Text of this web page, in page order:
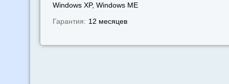
Windows XP, Windows МЕ
Гарантия: 12 месяцев